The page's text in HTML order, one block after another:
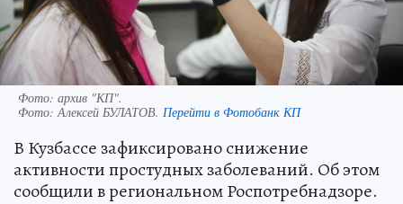
Фото: архив "КП".
Фото: Алексей БУЛАТОВ. Перейти в Фотобанк КП
В Кузбассе зафиксировано снижение
активности простудных заболеваний. Об этом
сообщили в региональном Роспотребнадзоре.